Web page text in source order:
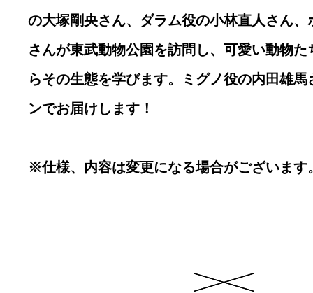
の大塚剛央さん、ダラム役の小林直人さん、
さんが東武動物公園を訪問し、可愛い動物た
らその生態を学びます。ミグノ役の内田雄
ンでお届けします！
※仕様、内容は変更になる場合がございます